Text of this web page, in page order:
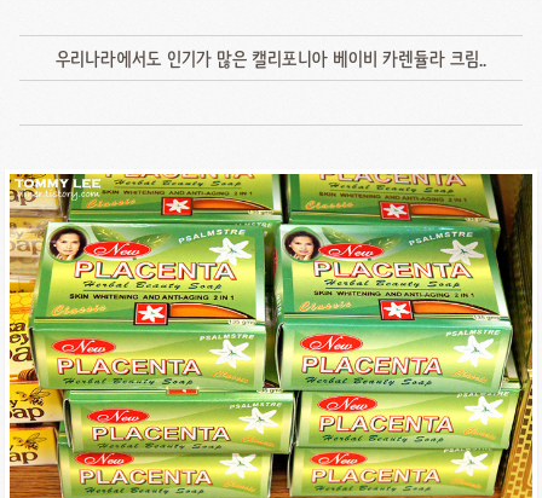
우리나라에서도 인기가 많은 캘리포니아 베이비 카렌듈라 크림..